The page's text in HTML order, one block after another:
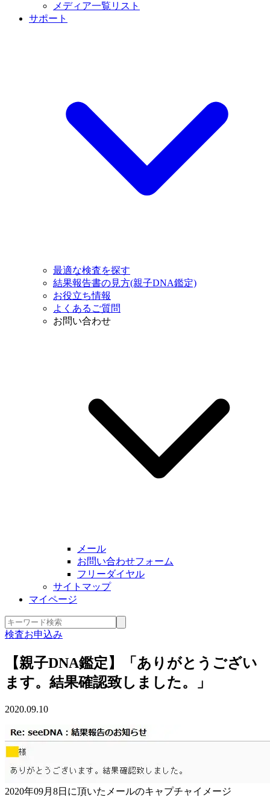
メディア一覧リスト
サポート
最適な検査を探す
結果報告書の見方(親子DNA鑑定)
お役立ち情報
よくあるご質問
お問い合わせ
メール
お問い合わせフォーム
フリーダイヤル
サイトマップ
マイページ
検査お申込み
【親子DNA鑑定】「ありがとうござい
ます。結果確認致しました。」
2020.09.10
2020年09月8日に頂いたメールのキャプチャイメージ